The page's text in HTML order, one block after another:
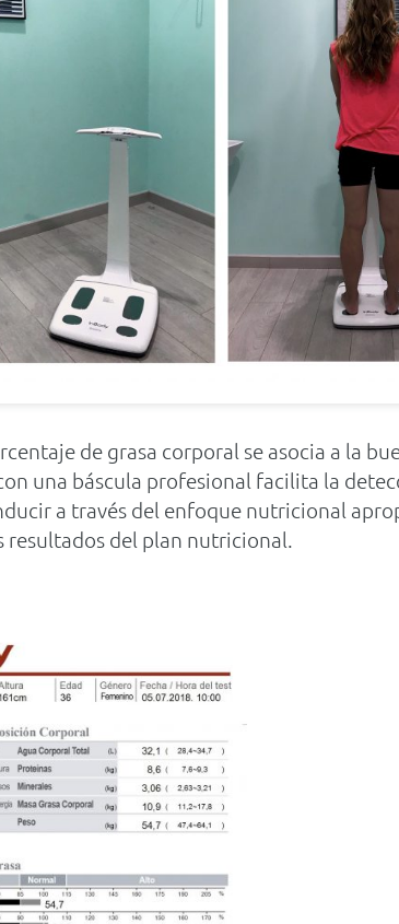
de grasa corporal se asocia a la
una báscula profesional facilita la
a través del enfoque nutricional
del plan nutricional.